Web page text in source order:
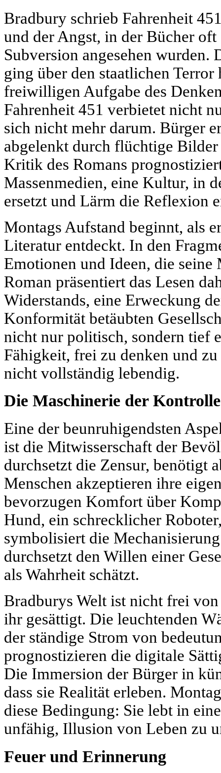
Bradbury schrieb Fahrenheit
und der Angst, in der Bücher
Subversion angesehen wurden.
ging über den staatlichen
freiwilligen Aufgabe des
Fahrenheit 451 verbietet nicht
sich nicht mehr darum. Bürger
abgelenkt durch flüchtige
Kritik des Romans
Massenmedien, eine Kultur, in
ersetzt und Lärm die Reflexion
Montags Aufstand beginnt, als
Literatur entdeckt. In den
Emotionen und Ideen, die
Roman präsentiert das Lesen
Widerstands, eine Erweckung
Konformität betäubten
nicht nur politisch, sondern tief
Fähigkeit, frei zu denken und
nicht vollständig lebendig.
Die Maschinerie der Kontrolle
Eine der beunruhigendsten
ist die Mitwisserschaft der
durchsetzt die Zensur, benötigt
Menschen akzeptieren ihre
bevorzugen Komfort über
Hund, ein schrecklicher
symbolisiert die
durchsetzt den Willen einer
als Wahrheit schätzt.
Bradburys Welt ist nicht frei
ihr gesättigt. Die leuchtenden
der ständige Strom von
prognostizieren die digitale
Die Immersion der Bürger in
dass sie Realität erleben.
diese Bedingung: Sie lebt in
unfähig, Illusion von Leben zu
Feuer und Erinnerung